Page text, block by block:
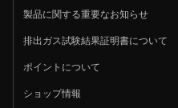
製品に関する重要なお知らせ
排出ガス試験結果証明書について
ポイントについて
ショップ情報